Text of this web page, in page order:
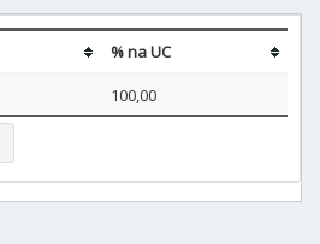
% na UC
100,00